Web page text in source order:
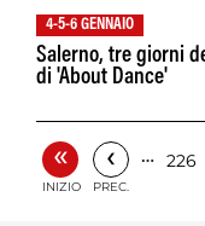
4-5-6 GENNAIO
Salerno, tre giorni
di 'About Dance'
«
INIZIO
‹
PREC.
… 226